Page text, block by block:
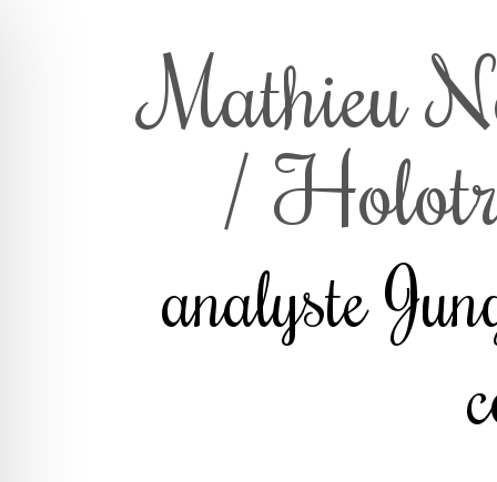
Mathieu
/
analyste